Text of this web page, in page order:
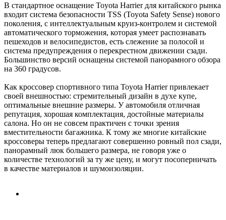
В стандартное оснащение Toyota Harrier для китайского рынка
входит система безопасности TSS (Toyota Safety Sense) нового
поколения, с интеллектуальным круиз-контролем и системой
автоматического торможения, которая умеет распознавать
пешеходов и велосипедистов, есть слежение за полосой и
система предупреждения о перекрестном движении сзади.
Большинство версий оснащены системой панорамного обзора
на 360 градусов.
Как кроссовер спортивного типа Toyota Harrier привлекает
своей внешностью: стремительный дизайн в духе купе,
оптимальные внешние размеры. У автомобиля отличная
репутация, хорошая комплектация, достойные материалы
салона. Но он не совсем практичен с точки зрения
вместительности багажника. К тому же многие китайские
кроссоверы теперь предлагают совершенно ровный пол сзади,
панорамный люк большего размера, не говоря уже о
количестве технологий за ту же цену, и могут посоперничать
в качестве материалов и шумоизоляции.